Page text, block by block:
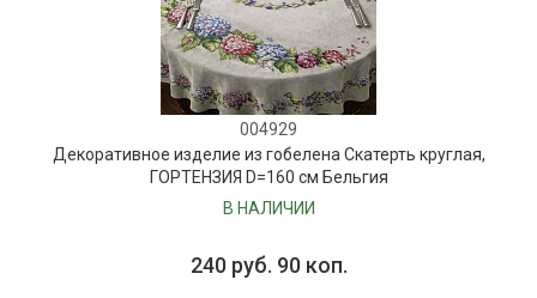
004929
Декоративное изделие из гобелена Скатерть круглая,
ГОРТЕНЗИЯ D=160 см Бельгия
В НАЛИЧИИ
240 руб. 90 коп.